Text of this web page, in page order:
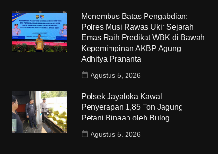
Menembus Batas Pengabdian:
Polres Musi Rawas Ukir Sejarah
Emas Raih Predikat WBK di Bawah
Kepemimpinan AKBP Agung
Adhitya Prananta
Agustus 5, 2026
Polsek Jayaloka Kawal
Penyerapan 1,85 Ton Jagung
Petani Binaan oleh Bulog
Agustus 5, 2026